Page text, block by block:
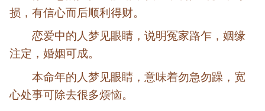
损，有信心而后顺利得财。
恋爱中的人梦见眼睛，说明冤家路乍，姻缘
注定，婚姻可成。
本命年的人梦见眼睛，意味着勿急勿躁，宽
心处事可除去很多烦恼。